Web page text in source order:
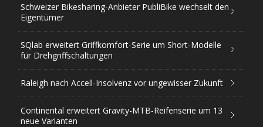
Schweizer Bikesharing-Anbieter PubliBike wechselt den
Eigentümer
SQlab erweitert Griffkomfort-Serie um Short-Modelle
für Drehgriffschaltungen
Raleigh nach Accell-Insolvenz vor ungewisser Zukunft
Continental erweitert Gravity-MTB-Reifenserie um 13
neue Varianten